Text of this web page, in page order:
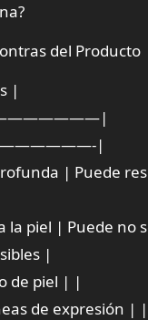
del Producto
|
|
| Puede
la piel | Puede no
|
de piel | |
de expresión | |